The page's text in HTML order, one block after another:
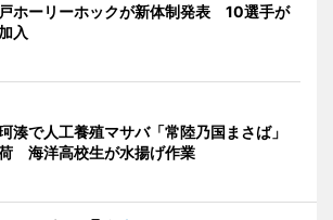
ホーリーホックが新体制発表 10選手が
入
湊で人工養殖マサバ「常陸乃国まさば」
海洋高校生が水揚げ作業